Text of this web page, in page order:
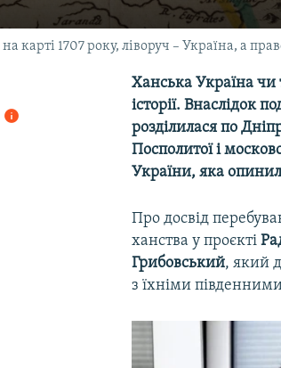
карті 1707 року, ліворуч – Україна, а
Ханська Україна чи
історії. Внаслідок
розділилася по
Посполитої і
України, яка
Про досвід
ханства у проєкті
Грибовський, який
з їхніми